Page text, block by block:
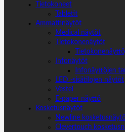
Tietokoneet
Tabletit
Ammattinäytöt
Medical näytöt
Tietokonenäytöt
Infonäytöt
Infonäyttöjen
LED -sisätilojen näytöt
Vestel
E-paper näyttö
Kosketusnäytöt
Newline
Clevertouch